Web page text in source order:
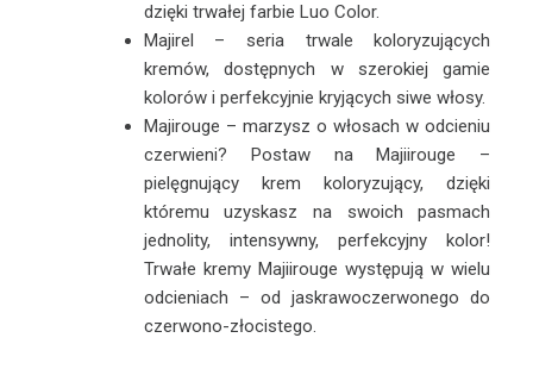
dzięki trwałej farbie Luo Color.
Majirel – seria trwale koloryzujących
kremów, dostępnych w szerokiej gamie
kolorów i perfekcyjnie kryjących siwe włosy.
Majirouge – marzysz o włosach w odcieniu
czerwieni? Postaw na Majiirouge –
pielęgnujący krem koloryzujący, dzięki
któremu uzyskasz na swoich pasmach
jednolity, intensywny, perfekcyjny kolor!
Trwałe kremy Majiirouge występują w wielu
odcieniach – od jaskrawoczerwonego do
czerwono-złocistego.